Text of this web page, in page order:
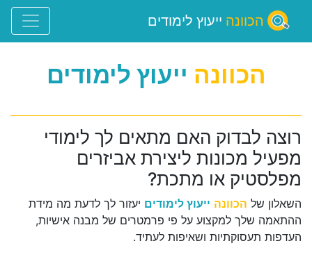
הכוונה ייעוץ לימודים
הכוונה ייעוץ לימודים
רוצה לבדוק האם מתאים לך לימודי
מפעיל מכונות ליצירת אביזרים
מפלסטיק או מתכת?
השאלון של הכוונה ייעוץ לימודים יעזור לך לדעת מה מידת
ההתאמה שלך למקצוע על פי פרמטרים של מבנה אישיות,
העדפות תעסוקתיות ושאיפות לעתיד.